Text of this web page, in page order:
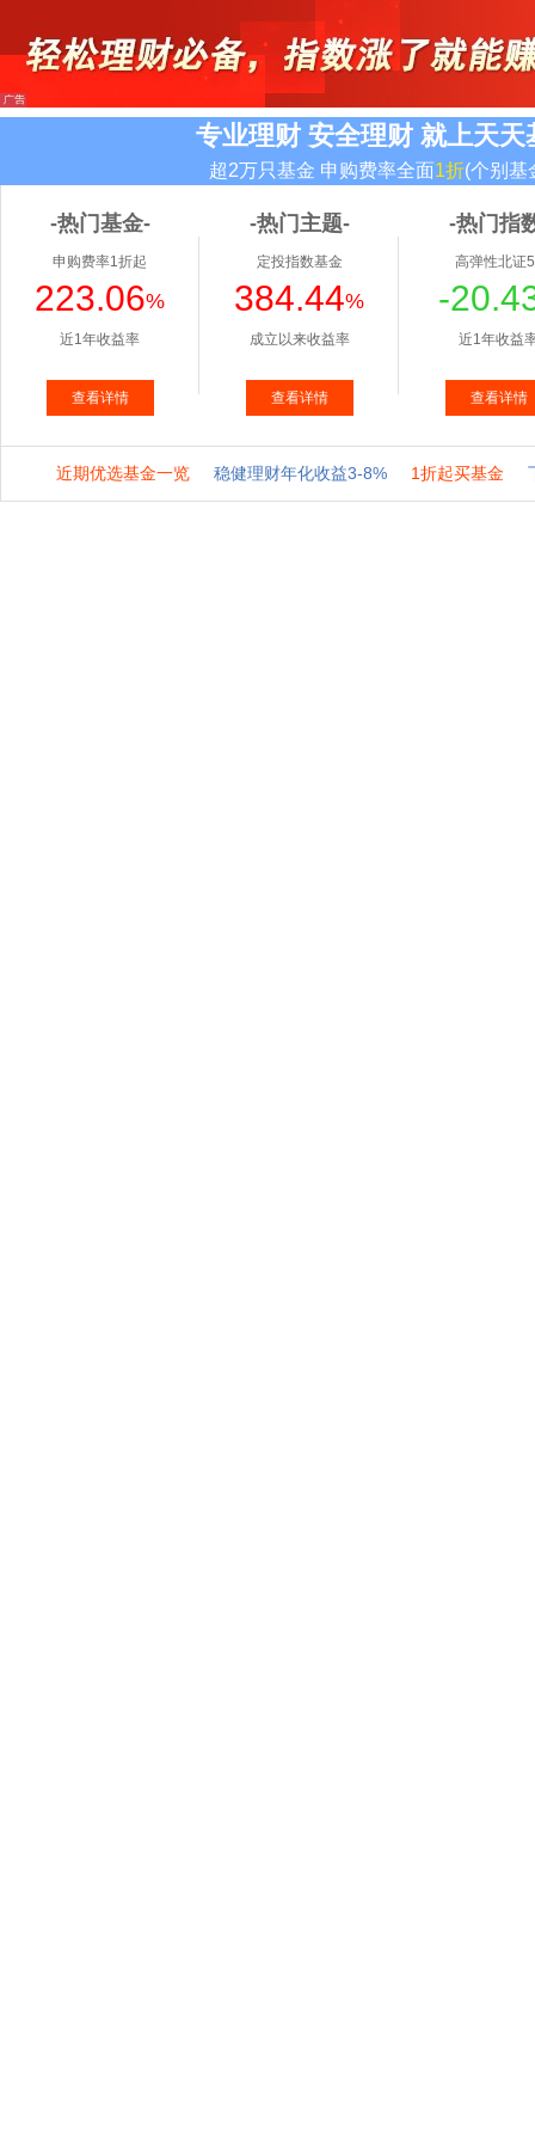
专业理财 安全理财 就上天天
超2万只基金 申购费率全面1折(个别基
-热门基金-
申购费率1折起
223.06%
近1年收益率
查看详情
-热门主题-
定投指数基金
384.44%
成立以来收益率
查看详情
-热门指
高弹性北证
-
近1年收益
查看详情
近期优选基金一览 稳健理财年化收益3-8% 1折起买基金